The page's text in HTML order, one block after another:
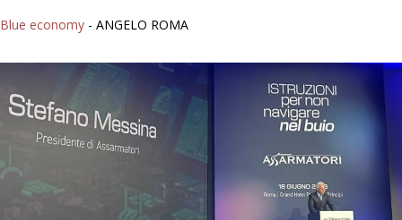
Blue economy - ANGELO ROMA